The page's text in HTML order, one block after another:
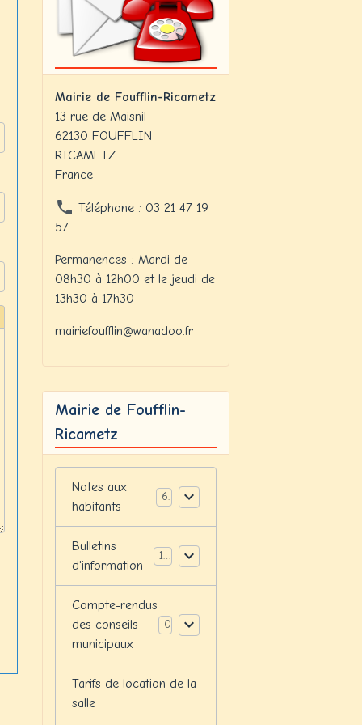
Mairie de Foufflin-Ricametz
13 rue de Maisnil
62130 FOUFFLIN
RICAMETZ
France
Téléphone : 03 21 47 19
57
Permanences : Mardi de
08h30 à 12h00 et le jeudi de
13h30 à 17h30
mairiefoufflin@wanadoo.fr
Mairie de Foufflin-
Ricametz
Notes aux
habitants
6
Bulletins
d'information
12
Compte-rendus
des conseils
municipaux
Tarifs de location de la
salle